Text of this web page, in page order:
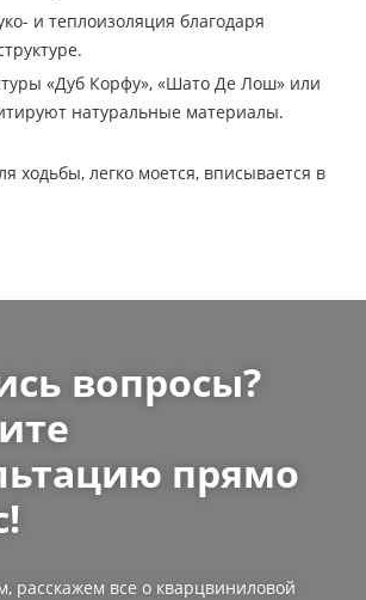
и теплоизоляция благодаря
«Дуб Корфу», «Шато Де Лош» или
натуральные материалы.
ходьбы, легко моется, вписывается в
вопросы?
прямо
расскажем все о кварцвиниловой